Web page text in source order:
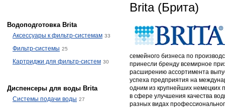
Brita (Брита)
семейного бизнеса по
принесли бренду всемирное
расширению ассортимента
успеха предприятия на
одним из крупнейших немецких
в сфере улучшения качества
разных видах
Водоподготовка Brita
Аксессуары к фильтр-системам 33
Фильтр-системы 25
Картриджи для фильтр-систем 30
Диспенсеры для воды Brita
Системы подачи воды 27